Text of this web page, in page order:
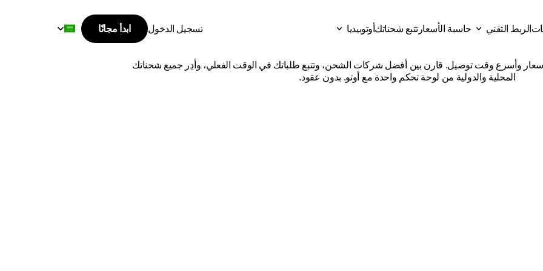
المحلية والدولية من لوحة تحكم واحدة مع أوتو. بدون عقود.
الربط التقني
حاسبة الأسعارتتبع شحناتك أوتوبيديا
تسجيل الدخول
ابدأ مجانًا